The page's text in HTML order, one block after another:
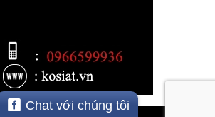
Chat với chúng tôi